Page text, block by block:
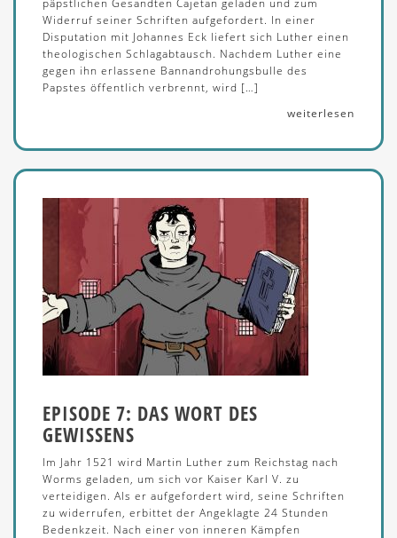
päpstlichen Gesandten Cajetan geladen und zum
Widerruf seiner Schriften aufgefordert. In einer
Disputation mit Johannes Eck liefert sich Luther einen
theologischen Schlagabtausch. Nachdem Luther eine
gegen ihn erlassene Bannandrohungsbulle des
Papstes öffentlich verbrennt, wird […]
weiterlesen
EPISODE 7: DAS WORT DES
GEWISSENS
Im Jahr 1521 wird Martin Luther zum Reichstag nach
Worms geladen, um sich vor Kaiser Karl V. zu
verteidigen. Als er aufgefordert wird, seine Schriften
zu widerrufen, erbittet der Angeklagte 24 Stunden
Bedenkzeit. Nach einer von inneren Kämpfen